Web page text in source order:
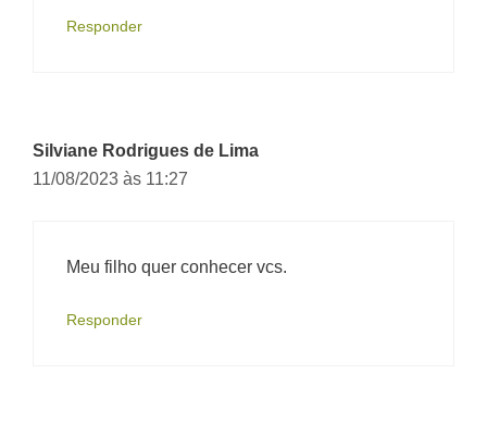
Responder
Silviane Rodrigues de Lima
11/08/2023 às 11:27
Meu filho quer conhecer vcs.
Responder